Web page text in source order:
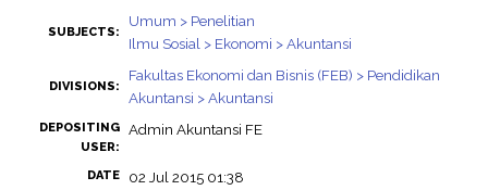
SUBJECTS:
Umum > Penelitian
Ilmu Sosial > Ekonomi > Akuntansi
DIVISIONS:
Fakultas Ekonomi dan Bisnis (FEB) > Pendidikan
Akuntansi > Akuntansi
DEPOSITING
USER:
Admin Akuntansi FE
DATE
02 Jul 2015 01:38